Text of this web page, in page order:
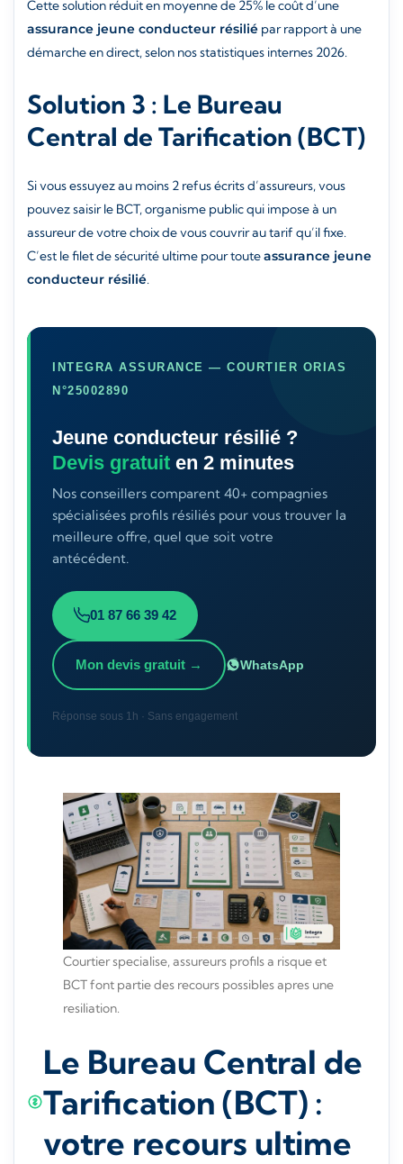
Cette solution réduit en moyenne de 25% le coût d’une
assurance jeune conducteur résilié par rapport à une
démarche en direct, selon nos statistiques internes 2026.
Solution 3 : Le Bureau
Central de Tarification (BCT)
Si vous essuyez au moins 2 refus écrits d’assureurs, vous
pouvez saisir le BCT, organisme public qui impose à un
assureur de votre choix de vous couvrir au tarif qu’il fixe.
C’est le filet de sécurité ultime pour touteassurance jeune
conducteur résilié.
INTEGRA ASSURANCE — COURTIER ORIAS
N°25002890
Jeune conducteur résilié ?
Devis gratuit en 2 minutes
Nos conseillers comparent 40+ compagnies
spécialisées profils résiliés pour vous trouver la
meilleure offre, quel que soit votre
antécédent.
01 87 66 39 42
Mon devis gratuit → WhatsApp
Réponse sous 1h · Sans engagement
Courtier specialise, assureurs profils a risque et
BCT font partie des recours possibles apres une
resiliation.
Le Bureau Central de
Tarification (BCT) :
votre recours ultime